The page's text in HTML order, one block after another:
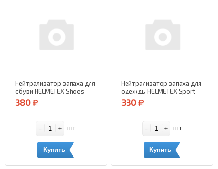
Нейтрализатор запаха для
обуви HELMETEX Shoes
(Нейтральный) 50 мл.
380
- + шт
Купить
Нейтрализатор запаха для
одежды HELMETEX Sport
(Нейтральный) 50 мл.
330
- + шт
Купить